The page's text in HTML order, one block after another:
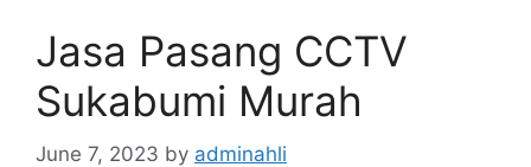
Jasa Pasang CCTV
Sukabumi Murah
June 7, 2023 by adminahli